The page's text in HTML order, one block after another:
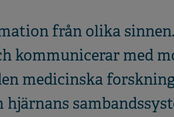
från olika
kommunicerar med
medicinska